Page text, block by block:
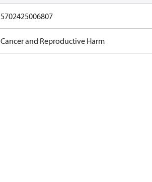
5702425006807
Cancer and Reproductive Harm